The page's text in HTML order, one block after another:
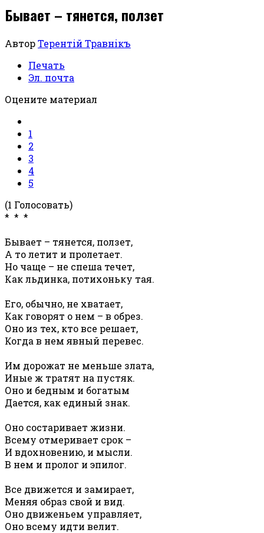
Бывает – тянется, ползет
АвторТерентiй Травнiкъ
Печать
Эл. почта
Оцените материал
1
2
3
4
5
(1 Голосовать)
* * *
Бывает – тянется, ползет,
А то летит и пролетает.
Но чаще – не спеша течет,
Как льдинка, потихоньку тая.
Его, обычно, не хватает,
Как говорят о нем – в обрез.
Оно из тех, кто все решает,
Когда в нем явный перевес.
Им дорожат не меньше злата,
Иные ж тратят на пустяк.
Оно и бедным и богатым
Дается, как единый знак.
Оно состаривает жизни.
Всему отмеривает срок –
И вдохновению, и мысли.
В нем и пролог и эпилог.
Все движется и замирает,
Меняя образ свой и вид.
Оно движеньем управляет,
Оно всему идти велит.